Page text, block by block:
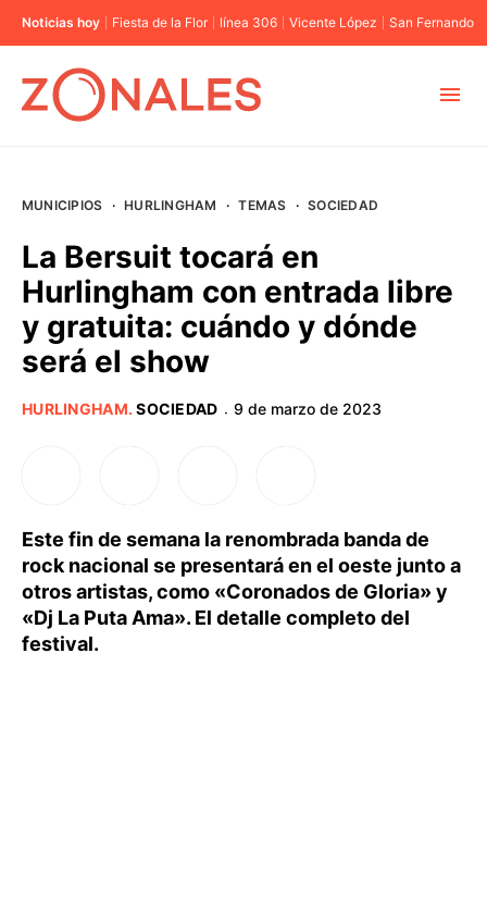
Noticias hoy Fiesta de la Flor línea 306 Vicente López San Fernando
BUENOS AIRES
PROVINCIAS
MUNICIPIOS · HURLINGHAM · TEMAS · SOCIEDAD
La Bersuit tocará en
Hurlingham con entrada libre
y gratuita: cuándo y dónde
será el show
HURLINGHAM.SOCIEDAD · 9 de marzo de 2023
Este fin de semana la renombrada banda de
rock nacional se presentará en el oeste junto a
otros artistas, como «Coronados de Gloria» y
«Dj La Puta Ama». El detalle completo del
festival.